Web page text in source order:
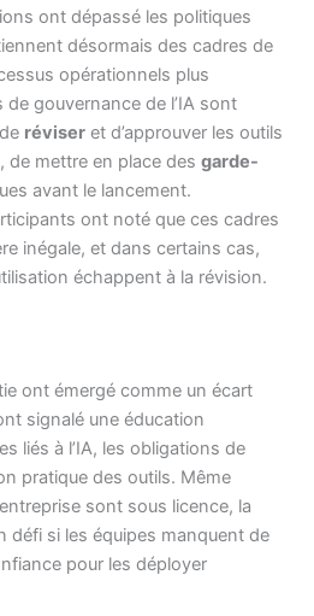
ont dépassé les politiques
désormais des cadres de
opérationnels plus
gouvernance de l’IA sont
réviser et d’approuver les outils
de mettre en place desgarde-
avant le lancement.
ont noté que ces cadres
inégale, et dans certains cas,
échappent à la révision.
ont émergé comme un écart
signalé une éducation
liés à l’IA, les obligations de
pratique des outils. Même
sont sous licence, la
défi si les équipes manquent de
pour les déployer